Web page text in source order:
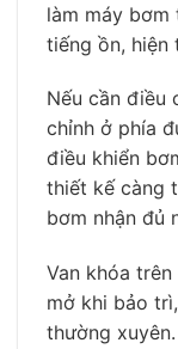
làm máy bơm
tiếng ồn, hiện
Nếu cần điều
chỉnh ở phía
điều khiển
thiết kế càng
bơm nhận đủ
Van khóa
mở khi bảo
thường